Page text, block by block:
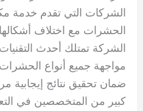
الشركات التي تقدم خدمة
الحشرات مع اختلاف
الشركة تمتلك أحدث
مواجهة جميع أنواع
ضمان تحقيق نتائج إيجابية
كبير من المتخصصين في